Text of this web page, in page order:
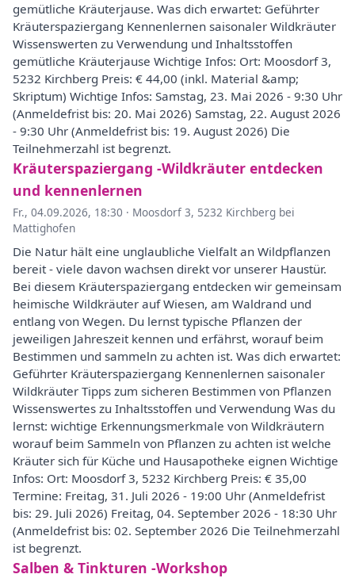
gemütliche Kräuterjause. Was dich erwartet: Geführter
Kräuterspaziergang Kennenlernen saisonaler Wildkräuter
Wissenswerten zu Verwendung und Inhaltsstoffen
gemütliche Kräuterjause Wichtige Infos: Ort: Moosdorf 3,
5232 Kirchberg Preis: € 44,00 (inkl. Material &amp;
Skriptum) Wichtige Infos: Samstag, 23. Mai 2026 - 9:30 Uhr
(Anmeldefrist bis: 20. Mai 2026) Samstag, 22. August 2026
- 9:30 Uhr (Anmeldefrist bis: 19. August 2026) Die
Teilnehmerzahl ist begrenzt.
Kräuterspaziergang -Wildkräuter entdecken
und kennenlernen
Fr., 04.09.2026, 18:30 · Moosdorf 3, 5232 Kirchberg bei
Mattighofen
Die Natur hält eine unglaubliche Vielfalt an Wildpflanzen
bereit - viele davon wachsen direkt vor unserer Haustür.
Bei diesem Kräuterspaziergang entdecken wir gemeinsam
heimische Wildkräuter auf Wiesen, am Waldrand und
entlang von Wegen. Du lernst typische Pflanzen der
jeweiligen Jahreszeit kennen und erfährst, worauf beim
Bestimmen und sammeln zu achten ist. Was dich erwartet:
Geführter Kräuterspaziergang Kennenlernen saisonaler
Wildkräuter Tipps zum sicheren Bestimmen von Pflanzen
Wissenswertes zu Inhaltsstoffen und Verwendung Was du
lernst: wichtige Erkennungsmerkmale von Wildkräutern
worauf beim Sammeln von Pflanzen zu achten ist welche
Kräuter sich für Küche und Hausapotheke eignen Wichtige
Infos: Ort: Moosdorf 3, 5232 Kirchberg Preis: € 35,00
Termine: Freitag, 31. Juli 2026 - 19:00 Uhr (Anmeldefrist
bis: 29. Juli 2026) Freitag, 04. September 2026 - 18:30 Uhr
(Anmeldefrist bis: 02. September 2026 Die Teilnehmerzahl
ist begrenzt.
Salben & Tinkturen -Workshop